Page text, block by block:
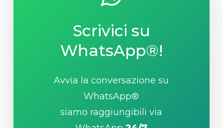
Scrivici su
WhatsApp®!
Avvia la conversazione su
WhatsApp®
siamo raggiungibili via